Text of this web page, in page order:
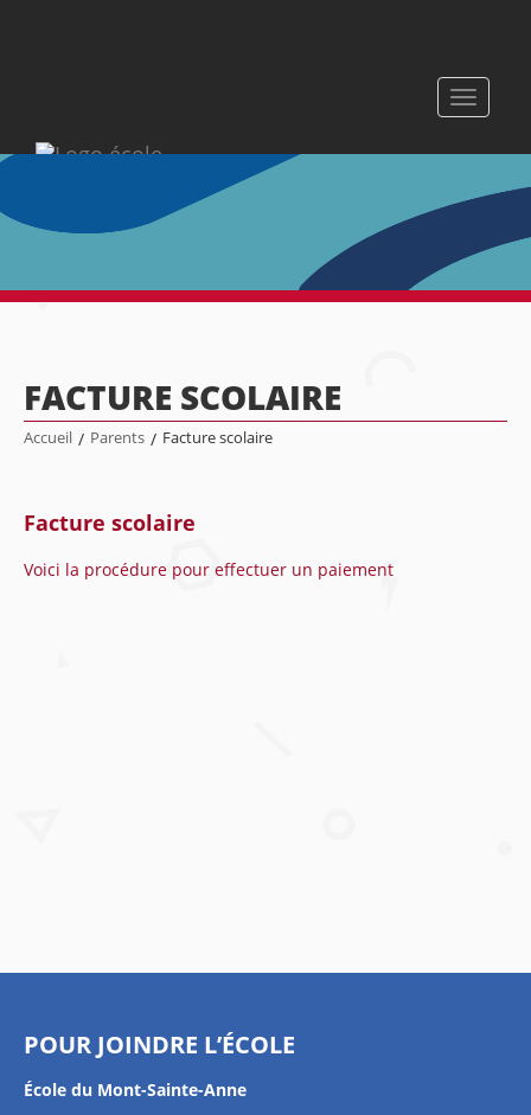
Toggle
FACTURE SCOLAIRE
Accueil / Parents / Facture scolaire
Facture scolaire
Voici la procédure pour effectuer un paiement
POUR JOINDRE L’ÉCOLE
École du Mont-Sainte-Anne